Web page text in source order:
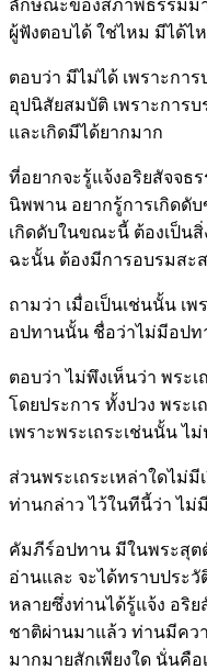
ลักษณะของสภาพธรรมม
ผู้ฟังตอบได้ ใช่ไหม มีได้ไ
ตอบว่า มีไม่ได้ เพราะกา
อุปนิสัยสมบัติ เพราะการ
และเกิดมีได้ยากมาก
ที่อยากจะรู้แจ้งอริยสัจจธ
นิพพาน อยากรู้การเกิดดั
เกิดดับในขณะนี้ ต้องเป็นสิ่
ฉะนั้น ต้องมีการอบรมสะ
ถามว่า เมื่อเป็นเช่นนั้น เพ
อปทานนั้น ชื่อว่าไม่มีอปท
ตอบว่า ไม่พึงเห็นว่า พระ
โดยประการ ทั้งปวง พระ
เพราะพระเถระเช่นนั้น ไ
ส่วนพระเถระเหล่าใดไม่มี
ท่านกล่าว ไว้ในทีนี้ว่า ไม่
คัมภีร์อปทาน มีในพระสุต
อ่านและ จะได้ทราบประ
หลายซึ่งท่านได้รู้แจ้ง อริ
ชาติผ่านมาแล้ว ท่านมีคว
มากมายสักเพียงใด นั่นคือ